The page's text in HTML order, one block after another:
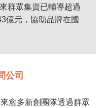
群眾集資已輔導超過
億元，協助品牌在國
公司
愈多新創團隊透過群眾